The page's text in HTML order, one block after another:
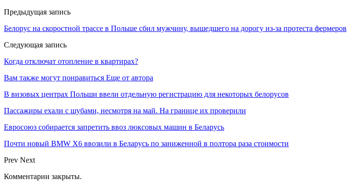
Предыдущая запись
Белорус на скоростной трассе в Польше сбил мужчину, вышедшего на дорогу из-за протеста фермеров
Следующая запись
Когда отключат отопление в квартирах?
Вам также могут понравиться Еще от автора
В визовых центрах Польши ввели отдельную регистрацию для некоторых белорусов
Пассажиры ехали с шубами, несмотря на май. На границе их проверили
Евросоюз собирается запретить ввоз люксовых машин в Беларусь
Почти новый BMW X6 ввозили в Беларусь по заниженной в полтора раза стоимости
Prev Next
Комментарии закрыты.